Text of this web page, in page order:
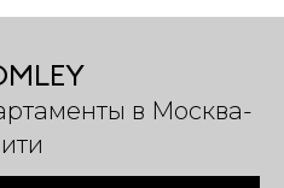
в Москва-